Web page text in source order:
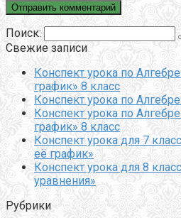
Поиск:
Свежие записи
Конспект урока по
график» 8 класс
Конспект урока по
Конспект урока по
график» 8 класс
Конспект урока для 7
её график»
Конспект урока для 8
уравнения»
Рубрики